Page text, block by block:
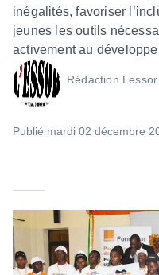
inégalités, favoriser
jeunes les outils
activement au
Rédaction Lessor
Publié mardi 02 décembre